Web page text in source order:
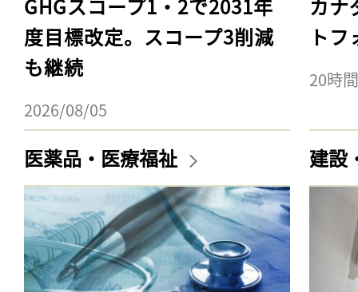
GHGスコープ1・2で2031年
度目標改定。スコープ3削減
も継続
2026/08/05
カナ
ト
20時
医薬品・医療福祉 建設